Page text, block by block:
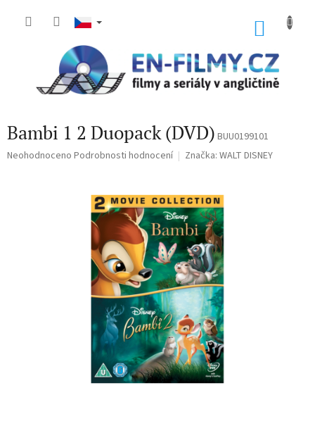
Bambi 1 2 Duopack (DVD) BUU0199101
Průměrné
Neohodnoceno Podrobnosti hodnocení Značka: WALT DISNEY